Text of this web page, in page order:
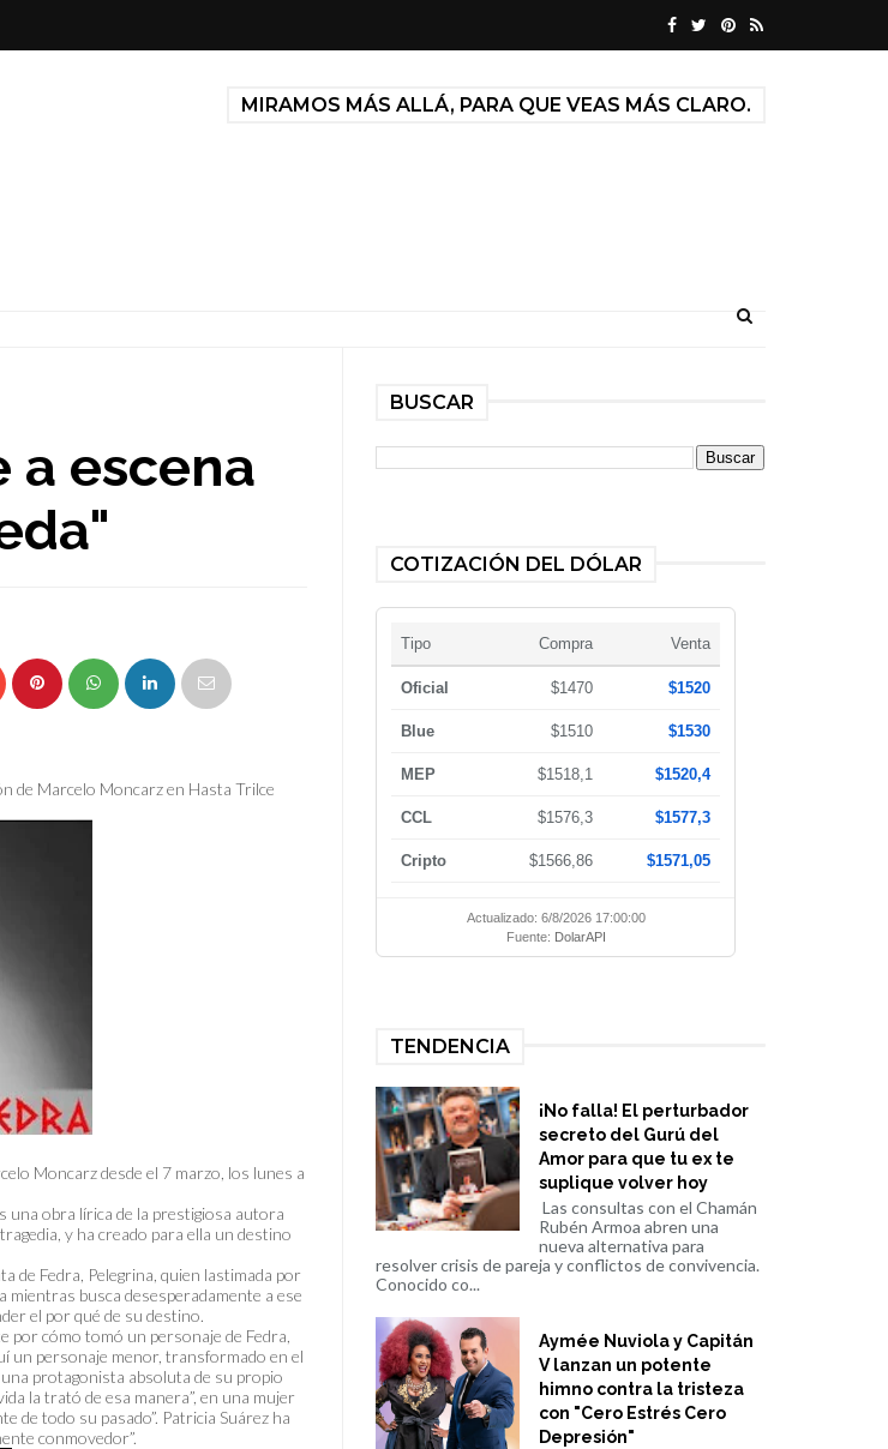
MIRAMOS MÁS ALLÁ, PARA QUE VEAS MÁS CLARO.
a escena
de Marcelo Moncarz en Hasta Trilce
Moncarz desde el 7 marzo, los lunes a
una obra lírica de la prestigiosa autora
y ha creado para ella un destino
de Fedra, Pelegrina, quien lastimada por
busca desesperadamente a ese
el por qué de su destino.
por cómo tomó un personaje de Fedra,
un personaje menor, transformado en el
protagonista absoluta de su propio
la trató de esa manera”, en una mujer
de todo su pasado”. Patricia Suárez ha
conmovedor”.
BUSCAR
COTIZACIÓN DEL DÓLAR
Tipo Compra Venta
Oficial $1470 $1520
Blue $1510 $1530
MEP $1518,1 $1520,4
CCL $1576,3 $1577,3
Cripto $1566,86 $1571,05
Actualizado: 6/8/2026 17:00:00
Fuente: DolarAPI
TENDENCIA
¡No falla! El perturbador
secreto del Gurú del
Amor para que tu ex te
suplique volver hoy
Las consultas con el Chamán
Rubén Armoa abren una
nueva alternativa para
resolver crisis de pareja y conflictos de convivencia.
Conocido co...
Aymée Nuviola y Capitán
V lanzan un potente
himno contra la tristeza
con "Cero Estrés Cero
Depresión"